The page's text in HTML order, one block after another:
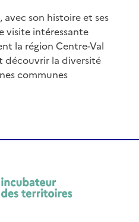
avec son histoire et ses
visite intéressante
la région Centre-Val
découvrir la diversité
communes